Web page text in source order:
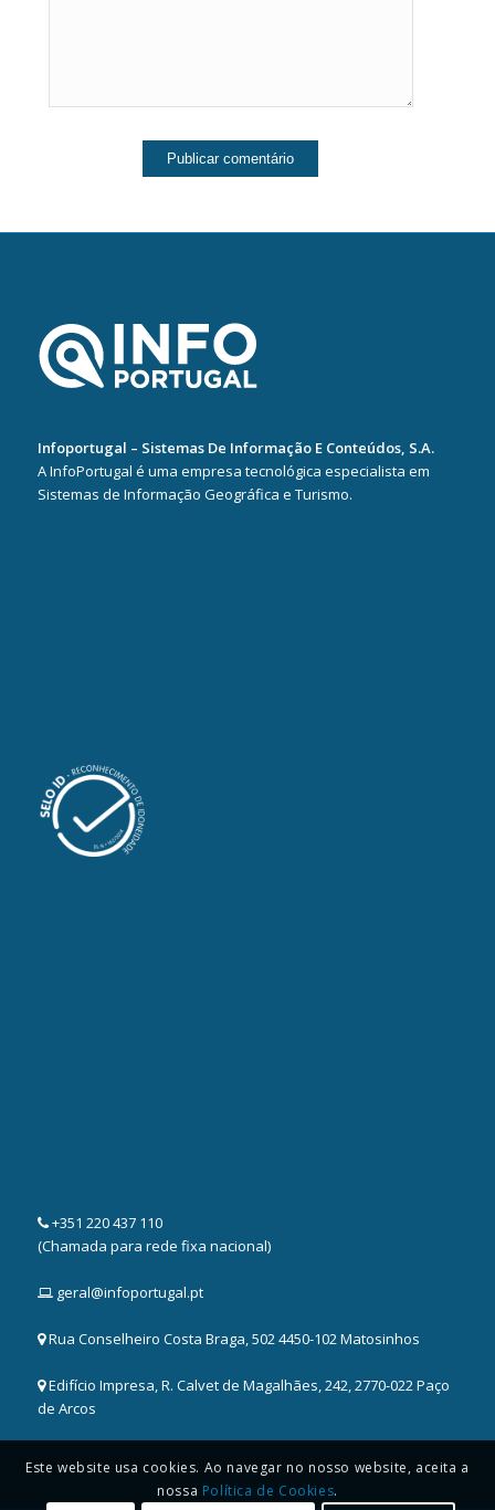
Infoportugal – Sistemas De Informação E Conteúdos, S.A.
A InfoPortugal é uma empresa tecnológica especialista em
Sistemas de Informação Geográfica e Turismo.
+351 220 437 110
(Chamada para rede fixa nacional)
geral@infoportugal.pt
Rua Conselheiro Costa Braga, 502 4450-102 Matosinhos
Edifício Impresa, R. Calvet de Magalhães, 242, 2770-022 Paço
de Arcos
Este website usa cookies. Ao navegar no nosso website, aceita a
nossa Política de Cookies.